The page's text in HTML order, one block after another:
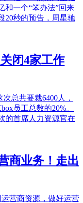
和一个“笨办法”回来
20秒的预告，周星驰
闭4家工作
总共要裁6400人，
员工总数的20%。
的首席人力资源官在
商业务！走出
营商资源，做好运营